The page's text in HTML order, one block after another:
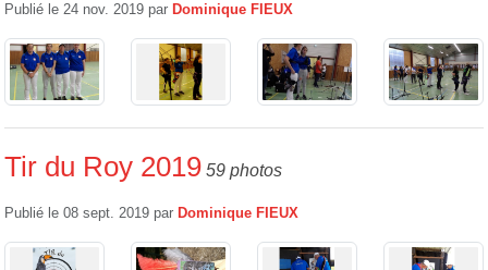
Publié le 24 nov. 2019 par Dominique FIEUX
Tir du Roy 2019 59 photos
Publié le 08 sept. 2019 par Dominique FIEUX